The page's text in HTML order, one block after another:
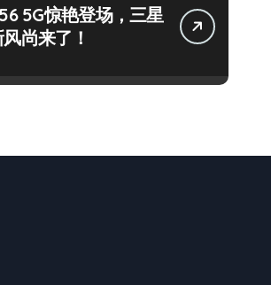
5G惊艳登场，三星
尚来了！